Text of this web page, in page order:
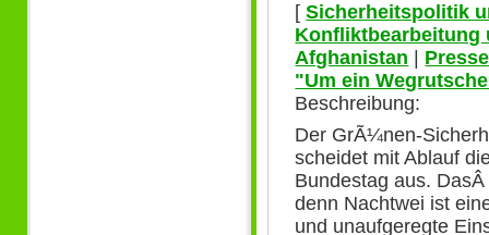
[Sicherheitspolitik
Konfliktbearbeitung
Afghanistan
"Um ein
Beschreibung:
Der GrÃ¼nen-
scheidet mit Ablauf
Bundestag aus.
denn Nachtwei ist
und unaufgeregte